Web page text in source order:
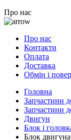
Про нас
Про нас
Контакти
Оплата
Доставка
Обмін і
Головна
Запчастини
Запчастини
Двигун
Блок і
Блок